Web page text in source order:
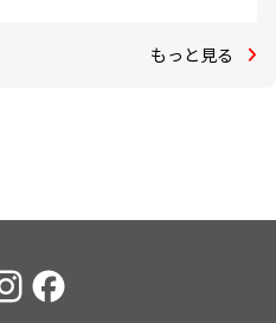
もっと見る